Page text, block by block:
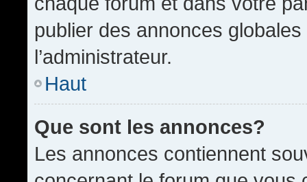
publier des annonces
l’administrateur.
Haut
Que sont les annonces?
Les annonces contiennent